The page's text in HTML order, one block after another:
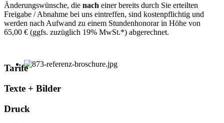
Änderungswünsche, die nach einer bereits durch Sie erteilten
Freigabe / Abnahme bei uns eintreffen, sind kostenpflichtig und
werden nach Aufwand zu einem Stundenhonorar in Höhe von
65,00 € (ggfs. zuzüglich 19% MwSt.*) abgerechnet.
Tarife
Texte + Bilder
Druck